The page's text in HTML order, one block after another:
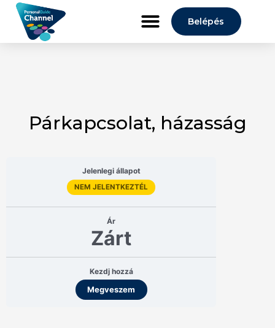
Belépés
Párkapcsolat, házasság
Jelenlegi állapot
NEM JELENTKEZTÉL
Ár
Zárt
Kezdj hozzá
Megveszem